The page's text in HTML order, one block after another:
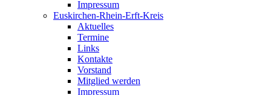
Impressum
Euskirchen-Rhein-Erft-Kreis
Aktuelles
Termine
Links
Kontakte
Vorstand
Mitglied werden
Impressum